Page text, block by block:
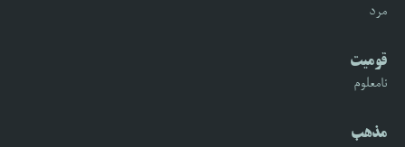
مرد
قومیت
نامعلوم
مذهب